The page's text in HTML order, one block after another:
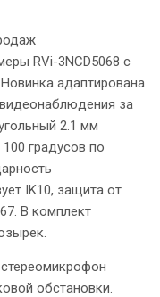
RVi-3NCD5068 с
адаптирована
за
2.1 мм
градусов по
IK10, защита от
В комплект
обстановки.